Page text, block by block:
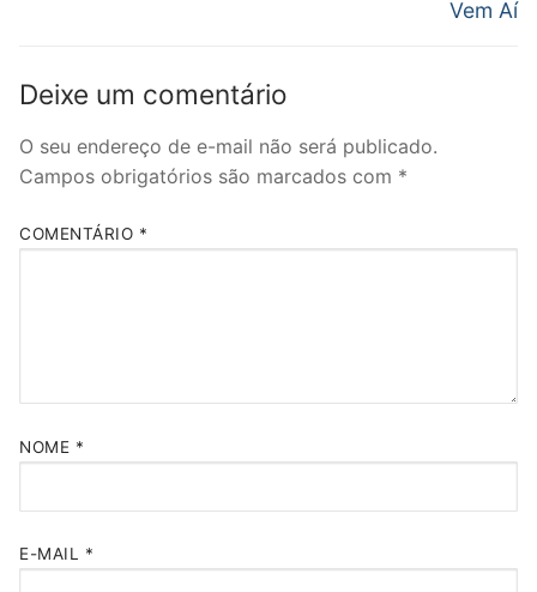
Vem Aí
Deixe um comentário
O seu endereço de e-mail não será publicado.
Campos obrigatórios são marcados com *
COMENTÁRIO *
NOME *
E-MAIL *